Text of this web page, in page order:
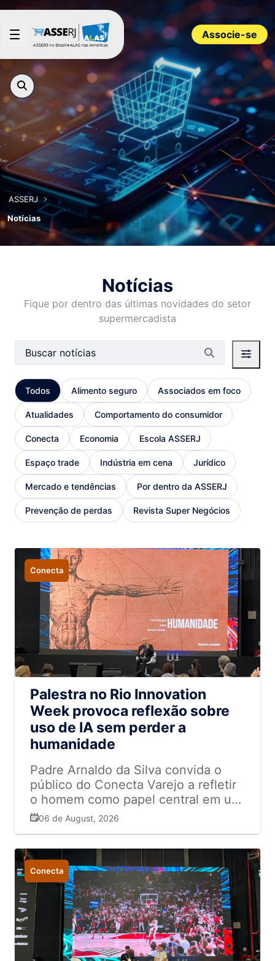
Pular para o Conteúdo principal
Associe-se
ASSERJ
Notícias
Notícias
Fique por dentro das últimas novidades do setor
supermercadista
Barra de busca
Todos Alimento seguro Associados em foco
Atualidades Comportamento do consumidor
Conecta Economia Escola ASSERJ
Espaço trade Indústria em cena Jurídico
Mercado e tendências Por dentro da ASSERJ
Prevenção de perdas Revista Super Negócios
Conecta
Palestra no Rio Innovation
Week provoca reflexão sobre
uso de IA sem perder a
humanidade
Padre Arnaldo da Silva convida o
público do Conecta Varejo a refletir
o homem como papel central em um
mundo tomado por tecnologia
06 de August, 2026
Conecta